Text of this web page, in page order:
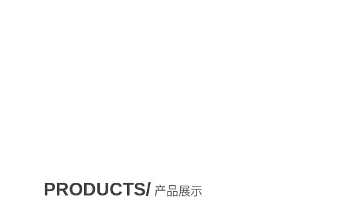
PRODUCTS/ 产品展示